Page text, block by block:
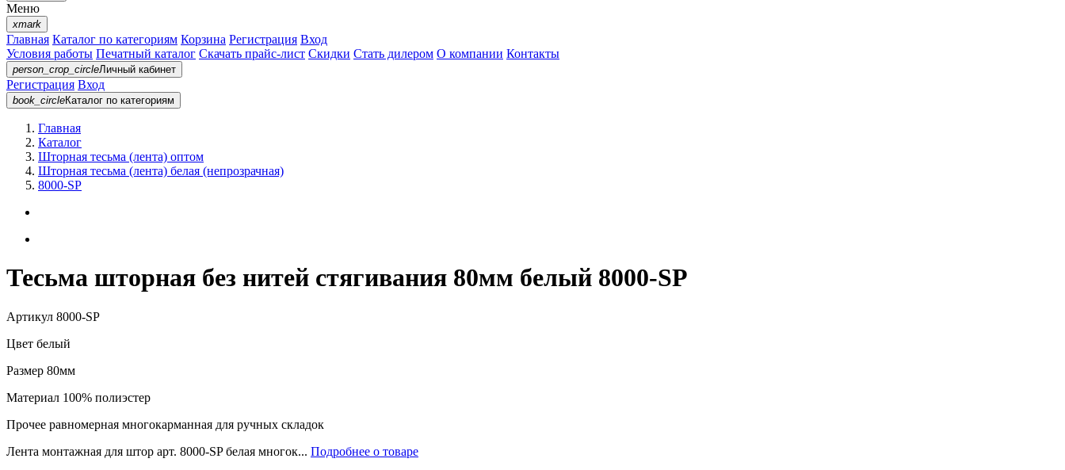
Меню
xmark
Главная Каталог по категориям Корзина Регистрация Вход
Условия работы Печатный каталог Скачать прайс-лист Скидки Стать дилером О компании Контакты
person_crop_circleЛичный кабинет
Регистрация Вход
book_circleКаталог по категориям
Главная
Каталог
Шторная тесьма (лента) оптом
Шторная тесьма (лента) белая (непрозрачная)
8000-SP
Тесьма шторная без нитей стягивания 80мм белый 8000-SP
Артикул 8000-SP
Цвет белый
Размер 80мм
Материал 100% полиэстер
Прочее равномерная многокарманная для ручных складок
Лента монтажная для штор арт. 8000-SP белая многок... Подробнее о товаре